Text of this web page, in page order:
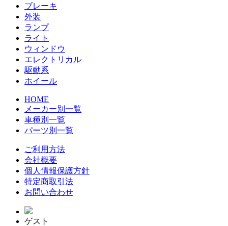
ブレーキ
外装
ランプ
ライト
ウィンドウ
エレクトリカル
駆動系
ホイール
HOME
メーカー別一覧
車種別一覧
パーツ別一覧
ご利用方法
会社概要
個人情報保護方針
特定商取引法
お問い合わせ
ゲスト